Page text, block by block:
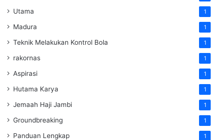
Utama 1
Madura 1
Teknik Melakukan Kontrol Bola 1
rakornas 1
Aspirasi 1
Hutama Karya 1
Jemaah Haji Jambi 1
Groundbreaking 1
Panduan Lengkap 1